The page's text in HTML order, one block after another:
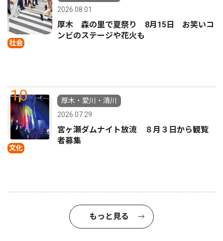
社会
2026.08.01
厚木 森の里で夏祭り 8月15日 お笑いコ
ンビのステージや花火も
10
文化
厚木・愛川・清川
2026.07.29
宮ヶ瀬ダムナイト放流 ８月３日から観覧
者募集
もっと見る